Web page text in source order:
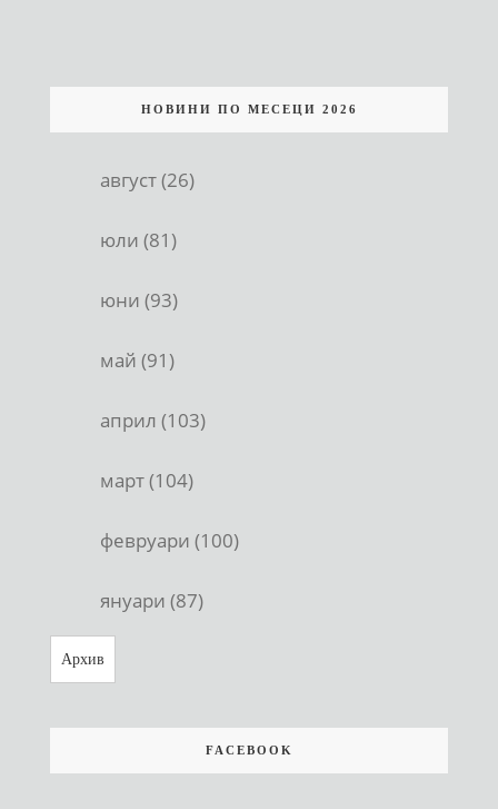
НОВИНИ ПО МЕСЕЦИ 2026
август (26)
юли (81)
юни (93)
май (91)
април (103)
март (104)
февруари (100)
януари (87)
Архив
FACEBOOK